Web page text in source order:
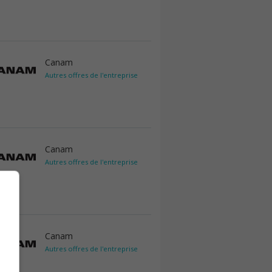
Canam
Autres offres de l'entreprise
Canam
Autres offres de l'entreprise
Canam
Autres offres de l'entreprise